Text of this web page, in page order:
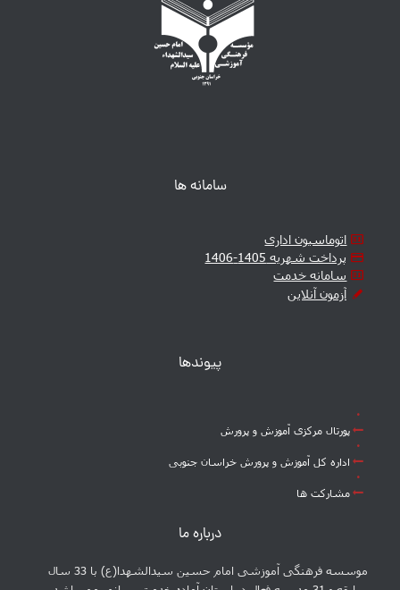
سامانه ها
اتوماسیون اداری
پرداخت شهریه 1405-1406
سامانه خدمت
آزمون آنلاین
پیوندها
پورتال مرکزی آموزش و پرورش
اداره کل آموزش و پرورش خراسان جنوبی
مشارکت ها
درباره ما
موسسه فرهنگی آموزشی امام حسین سیدالشهدا(ع) با 33 سال